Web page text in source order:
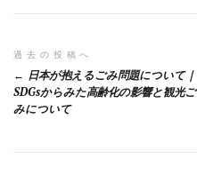
投
稿
ナ
過去の投稿へ
日本が抱えるごみ問題について｜
SDGsからみた高齢化の影響と観光ご
みについて